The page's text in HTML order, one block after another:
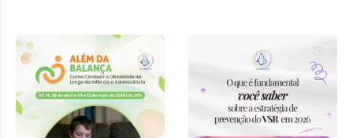
Conduzir a
Obesidade ao
Longo da
Infância e
Adolescência”